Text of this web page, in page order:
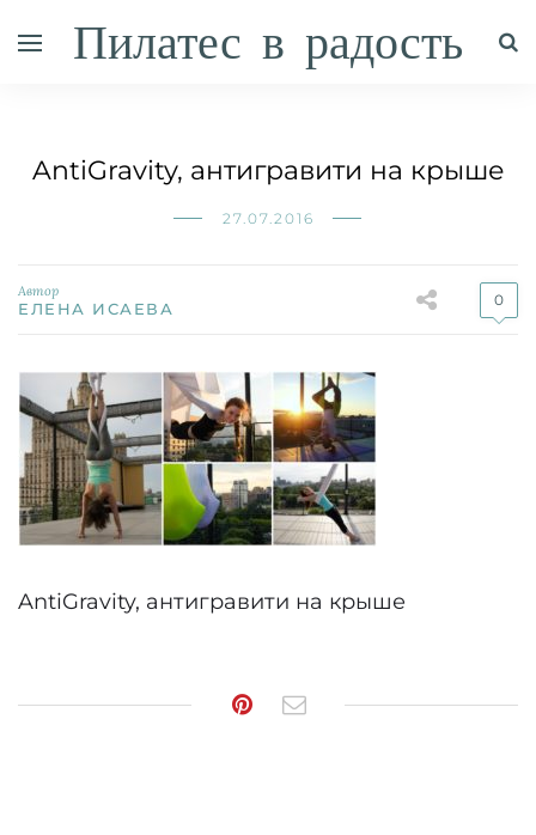
Пилатес в радость
AntiGravity, антигравити на крыше
27.07.2016
Автор
ЕЛЕНА ИСАЕВА 0
AntiGravity, антигравити на крыше